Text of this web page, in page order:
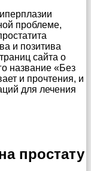
проблеме,
и позитива
сайта о
название «Без
и прочтения, и
для лечения
простату